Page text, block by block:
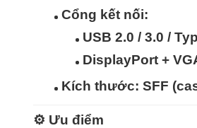
Cổng kết nối:
USB 2.0 / 3.0 /
DisplayPort +
Kích thước: SFF
⚙️ Ưu điểm